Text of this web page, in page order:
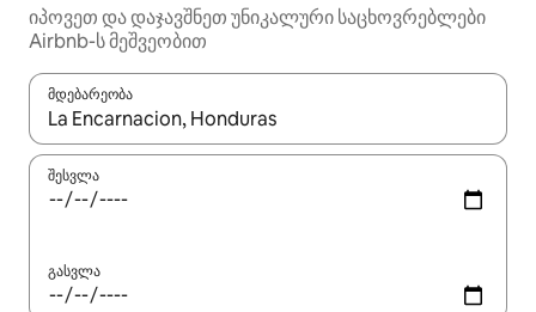
იპოვეთ და დაჯავშნეთ უნიკალური საცხოვრებლები
Airbnb-ს მეშვეობით
მდებარეობა
როცა შედეგები ხელმისაწვდომი გახდება, ნავიგაციისთვის
შესვლა
გასვლა